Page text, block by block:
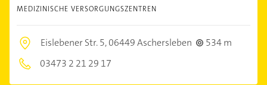
MEDIZINISCHE VERSORGUNGSZENTREN
Eislebener Str. 5,06449 Aschersleben
534 m
03473 2 21 29 17